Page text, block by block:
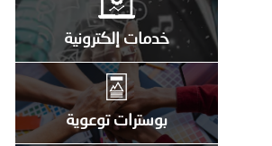
خدمات إلكترونية
بوسترات توعوية